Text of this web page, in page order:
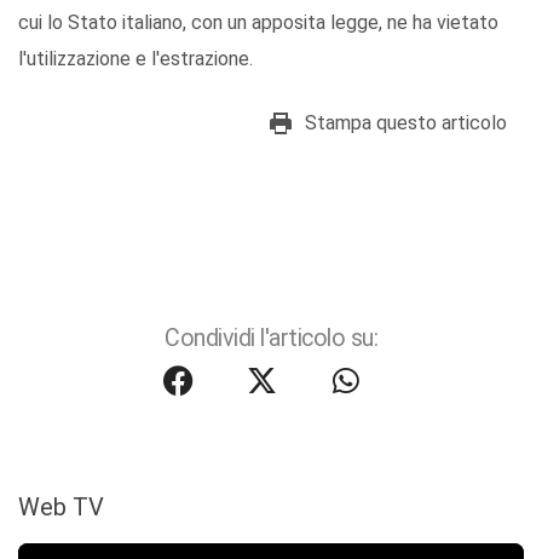
cui lo Stato italiano, con un apposita legge, ne ha vietato
l'utilizzazione e l'estrazione.
Stampa questo articolo
Condividi l'articolo su:
Web TV